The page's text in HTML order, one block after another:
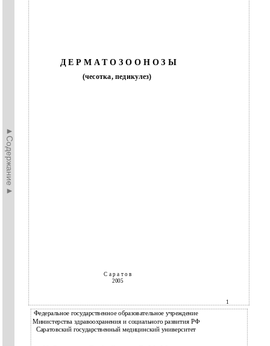
►Содержание►
Д Е Р М А Т О З О О Н О З Ы
(чесотка, педикулез)
С а р а т о в
2005
1
Федеральное государственное образовательное учреждение
Министерства здравоохранения и социального развития РФ
Саратовский государственный медицинский университет